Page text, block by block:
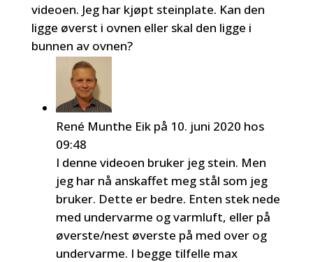
videoen. Jeg har kjøpt steinplate. Kan den
ligge øverst i ovnen eller skal den ligge i
bunnen av ovnen?
René Munthe Eik på 10. juni 2020 hos
09:48
I denne videoen bruker jeg stein. Men
jeg har nå anskaffet meg stål som jeg
bruker. Dette er bedre. Enten stek nede
med undervarme og varmluft, eller på
øverste/nest øverste på med over og
undervarme. I begge tilfelle max